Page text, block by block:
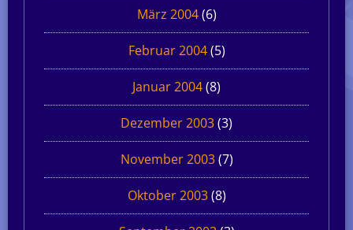
März 2004(6)
Februar 2004(5)
Januar 2004(8)
Dezember 2003(3)
November 2003(7)
Oktober 2003(8)